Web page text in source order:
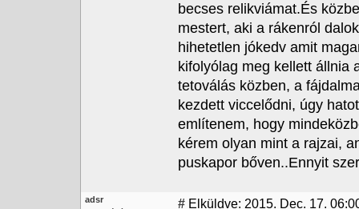
becses relikviámat.És
mestert, aki a rákenról
hihetetlen jókedv amit
kifolyólag meg kellett állnia
tetoválás közben, a
kezdett viccelődni, úgy
említenem, hogy
kérem olyan mint a rajzai,
puskapor bőven..Ennyit
adsr # Elküldve: 2015. Dec. 17.